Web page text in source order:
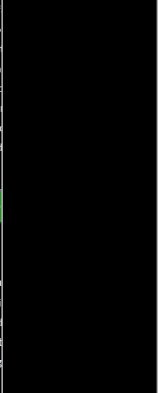
de Andrei Feher, Olinka
tus pensamientos,
liggen. ¿Te hizo reír, llorar o
¡No te guardes
apasionada donde la
se detenga. Únete a la
cinematográfico. ¡Los
se proyecta nuestra diversidad
es clave para hacer
completo. Queremos
cinematográfica, pero
algún dato faltante en la ficha
error en la sinopsis o el